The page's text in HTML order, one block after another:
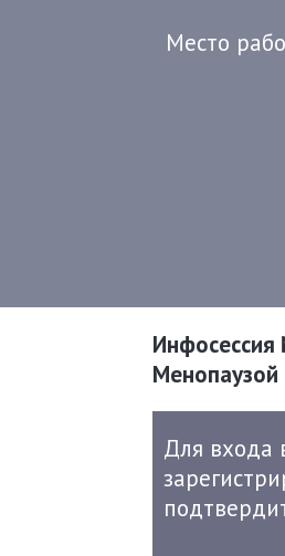
Место
Менопаузой
Для входа